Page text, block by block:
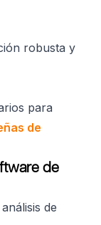
robusta y
para
de
de
de